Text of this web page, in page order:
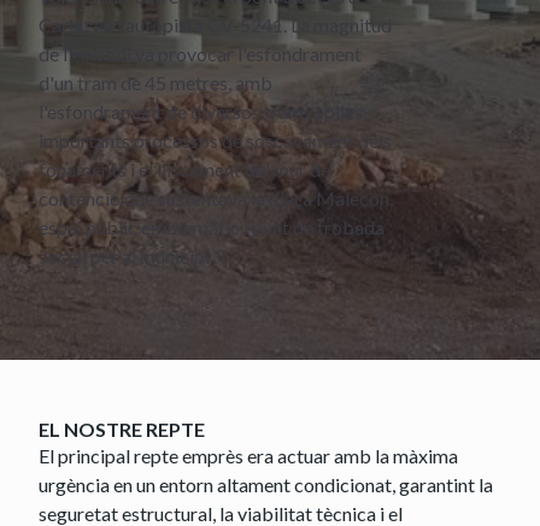
Carlet en l'autopista CV-5241. La magnitud
de l'episodi va provocar l'esfondrament
d'un tram de 45 metres, amb
l'esfondrament de diversos trams i piles,
importants processos de soscavament dels
fonaments i el lliscament del mur de
contenció que sustentava la plaça Malecón,
espai públic emblemàtic i punt de trobada
social per al municipi.
EL NOSTRE REPTE
El principal repte emprès era actuar amb la màxima
urgència en un entorn altament condicionat, garantint la
seguretat estructural, la viabilitat tècnica i el